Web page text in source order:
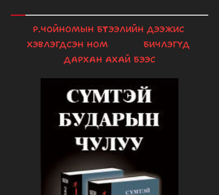
Р.ЧОЙНОМЫН БҮТЭЭЛИЙН ДЭЭЖИС
ХЭВЛЭГДСЭН НОМ
БИЧЛЭГҮҮД
ДАРХАН АХАЙ БЭЭС